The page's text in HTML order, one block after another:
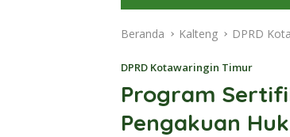
Beranda Kalteng DPRD
DPRD Kotawaringin Timur
Program
Pengakuan